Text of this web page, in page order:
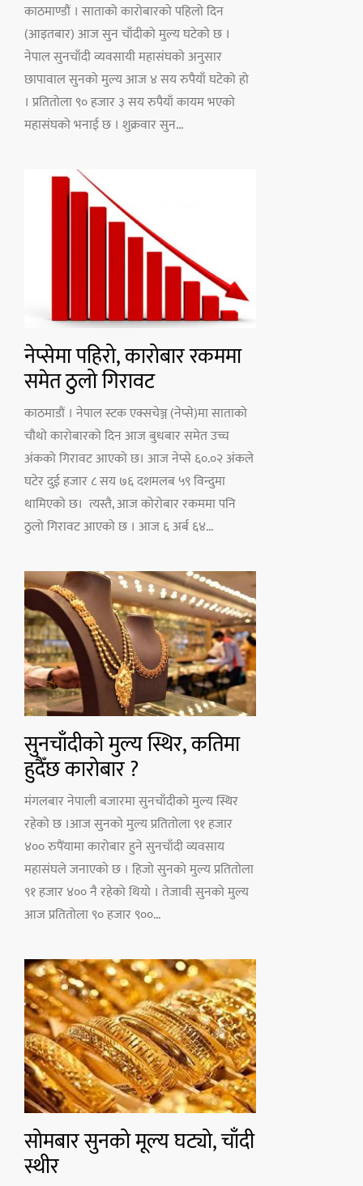
काठमाण्डौं । साताको कारोबारको पहिलो दिन
(आइतबार) आज सुन चाँदीको मुल्य घटेको छ ।
नेपाल सुनचाँदी व्यवसायी महासंघको अनुसार
छापावाल सुनको मुल्य आज ४ सय रुपैयाँ घटेको हो
। प्रतितोला ९० हजार ३ सय रुपैयाँ कायम भएको
महासंघको भनाई छ । शुक्रवार सुन...
नेप्सेमा पहिरो, कारोबार रकममा
समेत ठुलो गिरावट
काठमाडौं । नेपाल स्टक एक्सचेञ्ज (नेप्से)मा साताको
चौथो कारोबारको दिन आज बुधबार समेत उच्च
अंकको गिरावट आएको छ। आज नेप्से ६०.०२ अंकले
घटेर दुई हजार ८ सय ७६ दशमलब ५९ विन्दुमा
थामिएको छ। त्यस्तै, आज कोरोबार रकममा पनि
ठुलो गिरावट आएको छ । आज ६ अर्ब ६४...
सुनचाँदीको मुल्य स्थिर, कतिमा
हुदैँछ कारोबार ?
मंगलबार नेपाली बजारमा सुनचाँदीको मुल्य स्थिर
रहेको छ ।आज सुनको मुल्य प्रतितोला ९१ हजार
४०० रुपैंयामा कारोबार हुने सुनचाँदी व्यवसाय
महासंघले जनाएको छ । हिजो सुनको मुल्य प्रतितोला
९१ हजार ४०० नै रहेको थियो । तेजावी सुनको मुल्य
आज प्रतितोला ९० हजार ९००...
सोमबार सुनको मूल्य घट्यो, चाँदी
स्थीर